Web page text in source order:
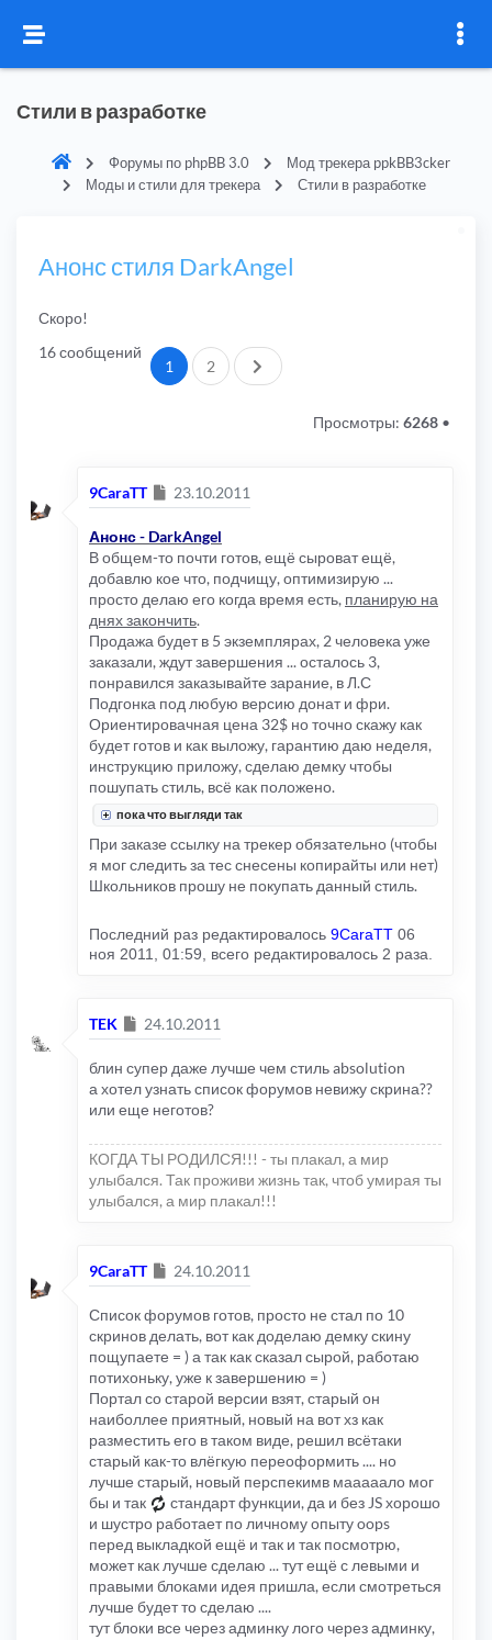
Стили в разработке
Форумы по phpBB 3.0
Мод трекера ppkBB3cker
Моды и стили для трекера
Стили в разработке
Анонс стиля DarkAngel
Скоро!
16 сообщений
1 2 След.
Просмотры: 6268 •
9CaraTT Сообщение
23.10.2011
Анонс - DarkAngel
В общем-то почти готов, ещё сыроват ещё,
добавлю кое что, подчищу, оптимизирую ...
просто делаю его когда время есть, планирую на
днях закончить.
Продажа будет в 5 экземплярах, 2 человека уже
заказали, ждут завершения ... осталось 3,
понравился заказывайте зарание, в Л.С
Подгонка под любую версию донат и фри.
Ориентировачная цена 32$ но точно скажу как
будет готов и как выложу, гарантию даю неделя,
инструкцию приложу, сделаю демку чтобы
пошупать стиль, всё как положено.
пока что выгляди так
При заказе ссылку на трекер обязательно (чтобы
я мог следить за тес снесены копирайты или нет)
Школьников прошу не покупать данный стиль.
Последний раз редактировалось 9CaraTT 06
ноя 2011, 01:59, всего редактировалось 2 раза.
TEK Сообщение
24.10.2011
блин супер даже лучше чем стиль absolution
а хотел узнать список форумов невижу скрина??
или еще неготов?
КОГДА ТЫ РОДИЛСЯ!!! - ты плакал, а мир
улыбался. Так проживи жизнь так, чтоб умирая ты
улыбался, а мир плакал!!!
9CaraTT Сообщение
24.10.2011
Список форумов готов, просто не стал по 10
скринов делать, вот как доделаю демку скину
пощупаете = ) а так как сказал сырой, работаю
потихоньку, уже к завершению = )
Портал со старой версии взят, старый он
наиболлее приятный, новый на вот хз как
разместить его в таком виде, решил всётаки
старый как-то влёгкую переоформить .... но
лучше старый, новый перспекимв мааааало мог
бы и так
стандарт функции, да и без JS хорошо
и шустро работает по личному опыту oops
перед выкладкой ещё и так и так посмотрю,
может как лучше сделаю ... тут ещё с левыми и
правыми блоками идея пришла, если смотреться
лучше будет то сделаю ....
тут блоки все через админку лого через админку,